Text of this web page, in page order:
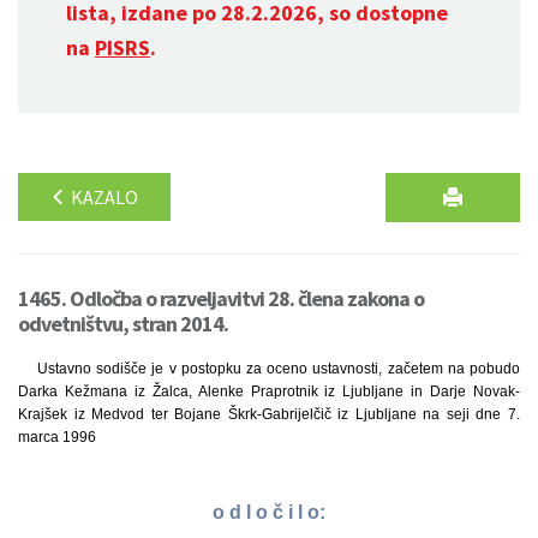
lista, izdane po 28.2.2026, so dostopne
na PISRS.
KAZALO
1465. Odločba o razveljavitvi 28. člena zakona o
odvetništvu, stran 2014.
Ustavno sodišče je v postopku za oceno ustavnosti, začetem na pobudo
Darka Kežmana iz Žalca, Alenke Praprotnik iz Ljubljane in Darje Novak-
Krajšek iz Medvod ter Bojane Škrk-Gabrijelčič iz Ljubljane na seji dne 7.
marca 1996
o d l o č i l o: